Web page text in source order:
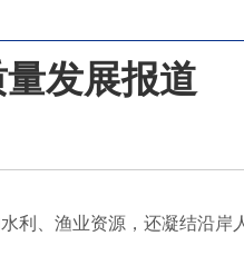
发展报道
利、渔业资源，还凝结沿岸